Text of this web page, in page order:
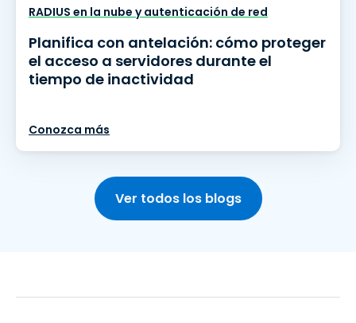
RADIUS en la nube y autenticación de red
Planifica con antelación: cómo proteger
el acceso a servidores durante el
tiempo de inactividad
Conozca más
Ver todos los blogs